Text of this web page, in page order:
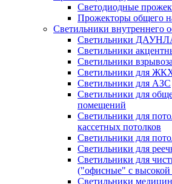
Светодиодные
Прожекторы общего
Светильники внутреннего
Светильники
Светильники
Светильники
Светильники для
Светильники для АЗС
Светильники для
помещений
Светильники для
кассетных потолков
Светильники для
Светильники для
Светильники для
("офисные" с
Светильники